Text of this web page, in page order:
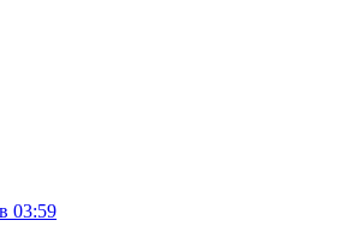
03:59